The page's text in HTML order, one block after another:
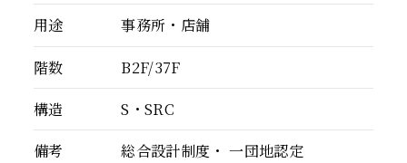
用途
事務所・店舗
階数
B2F/37F
構造
S・SRC
備考
総合設計制度・ 一団地認定